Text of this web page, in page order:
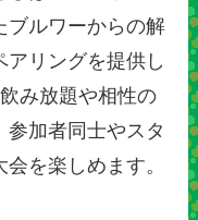
ブルワーからの解
リングを提供し
み放題や相性の
参加者同士やスタ
を楽しめます。